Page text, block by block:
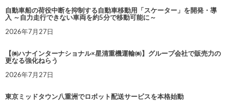
自動車船の荷役中断を抑制する自動車移動用「スケーター」を開発・導
入 ～自力走行できない車両を約5分で移動可能に～
2026年7月27日
【㈱ハナインターナショナル×星清重機運輸㈱】グループ会社で販売力の
更なる強化ねらう
2026年7月27日
東京ミッドタウン八重洲でロボット配送サービスを本格始動